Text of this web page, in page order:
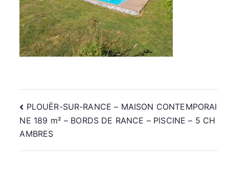
Navigation
de
l’article
PLOUËR-SUR-RANCE – MAISON CONTEMPORAI
NE 189 m² – BORDS DE RANCE – PISCINE – 5 CH
AMBRES